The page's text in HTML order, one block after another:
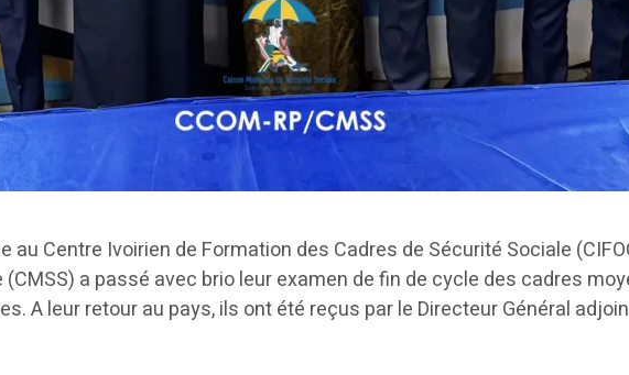
au Centre Ivoirien de Formation des Cadres de Sécurité Sociale
a passé avec brio leur examen de fin de cycle des cadres
A leur retour au pays, ils ont été reçus par le Directeur Général